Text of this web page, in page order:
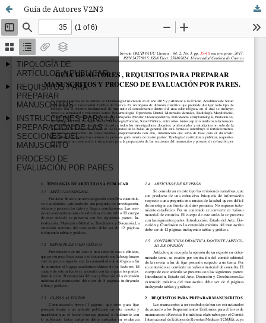
Guía de Autores V2N3